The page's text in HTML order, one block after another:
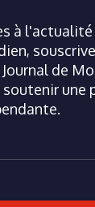
à
de
une